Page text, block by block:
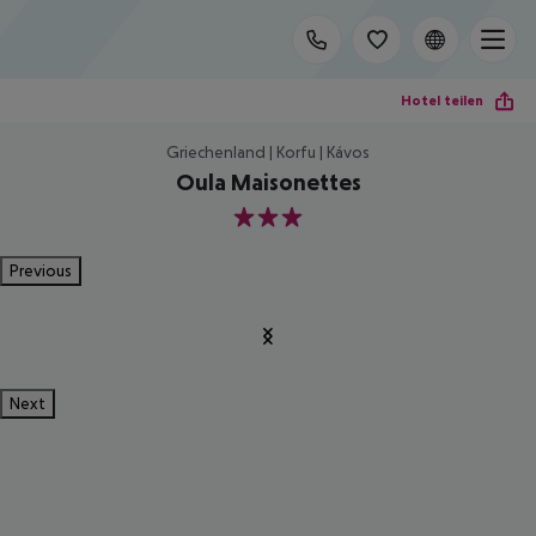
Hotel teilen
Griechenland | Korfu | Kávos
Oula Maisonettes
3
Previous
Next